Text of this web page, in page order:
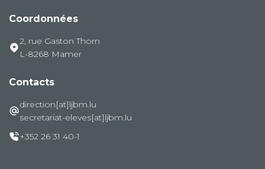
Coordonnées
2, rue Gaston Thorn
L-8268 Mamer
Contacts
direction[at]ljbm.lu
secretariat-eleves[at]ljbm.lu
+352 26 31 40-1